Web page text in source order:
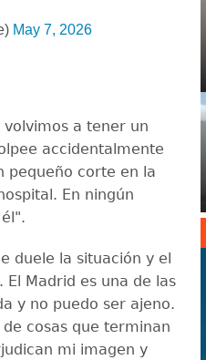
May 7, 2026
a tener un
accidentalmente
pequeño corte en la
En ningún
duele la situación y el
Madrid es una de las
y no puedo ser ajeno.
cosas que terminan
mi imagen y